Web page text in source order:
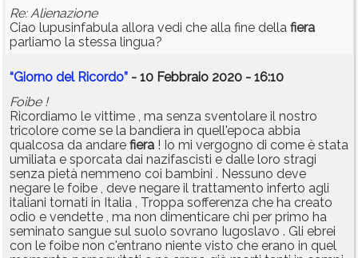
Re: Alienazione
Ciao lupusinfabula allora vedi che alla fine della fiera
parliamo la stessa lingua?
“Giorno del Ricordo” - 10 Febbraio 2020 - 16:10
Foibe !
Ricordiamo le vittime , ma senza sventolare il nostro
tricolore come se la bandiera in quell'epoca abbia
qualcosa da andare fiera ! Io mi vergogno di come è stata
umiliata e sporcata dai nazifascisti e dalle loro stragi
senza pietà nemmeno coi bambini . Nessuno deve
negare le foibe , deve negare il trattamento inferto agli
italiani tornati in Italia , Troppa sofferenza che ha creato
odio e vendette , ma non dimenticare chi per primo ha
seminato sangue sul suolo sovrano Iugoslavo . Gli ebrei
con le foibe non c'entrano niente visto che erano in quel